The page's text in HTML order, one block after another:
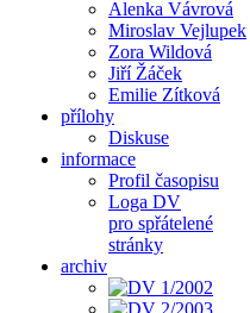
Alenka Vávrová
Miroslav Vejlupek
Zora Wildová
Jiří Žáček
Emilie Zítková
přílohy
Diskuse
informace
Profil časopisu
Loga DV
pro spřátelené
stránky
archiv